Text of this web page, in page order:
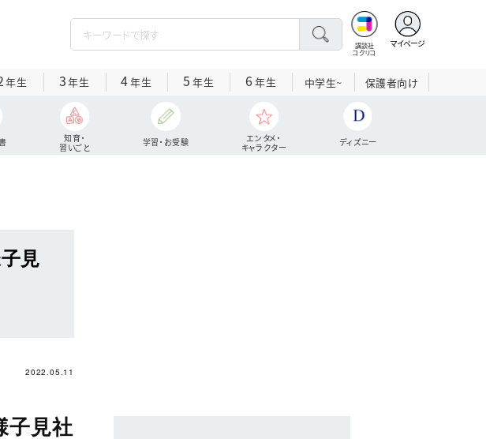
講談社
コクリコ
マイページ
年生 3年生 4年生 5 年生 6 年生 中学生~ 保護者向け
知育・
習いごと
学習・お受験
エンタメ・
キャラクター
ディズニー
見
2022.05.11
子見社